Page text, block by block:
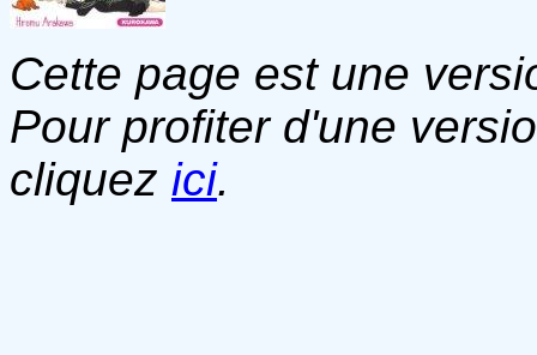
Cette page est une
Pour profiter d'une
cliquez ici.